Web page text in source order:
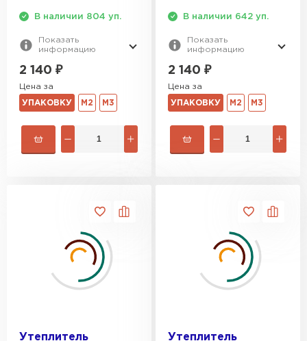
В наличии 804 уп.
Показать
информацию
2 140 ₽
Цена за
УПАКОВКУ М2 М3
В наличии 642 уп.
Показать
информацию
2 140 ₽
Цена за
УПАКОВКУ М2 М3
Утеплитель Утеплитель
ПЕРЕЙТИ
Утеплитель Технониколь
ПЕРЕЙТИ